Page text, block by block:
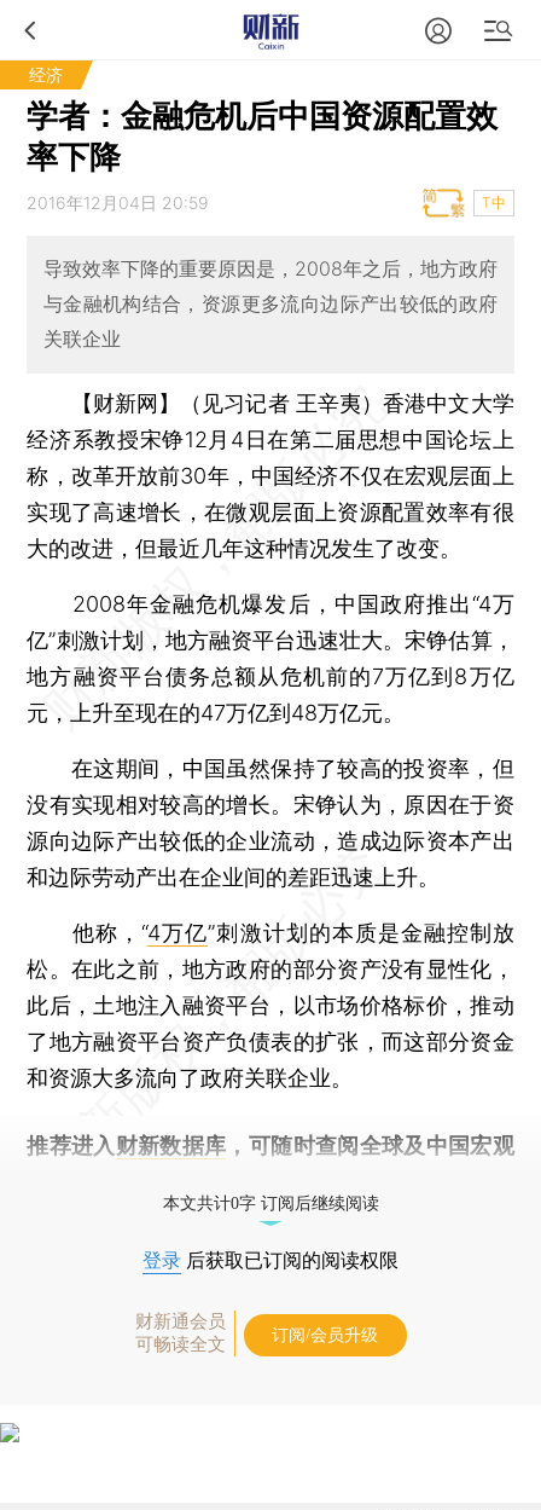
经济
学者：金融危机后中国资源配置效
率下降
2016年12月04日 20:59 T中
导致效率下降的重要原因是，2008年之后，地方政府
与金融机构结合，资源更多流向边际产出较低的政府
关联企业
【财新网】（见习记者 王辛夷）香港中文大学
经济系教授宋铮12月4日在第二届思想中国论坛上
称，改革开放前30年，中国经济不仅在宏观层面上
实现了高速增长，在微观层面上资源配置效率有很
大的改进，但最近几年这种情况发生了改变。
2008年金融危机爆发后，中国政府推出“4万
亿”刺激计划，地方融资平台迅速壮大。宋铮估算，
地方融资平台债务总额从危机前的7万亿到8万亿
元，上升至现在的47万亿到48万亿元。
在这期间，中国虽然保持了较高的投资率，但
没有实现相对较高的增长。宋铮认为，原因在于资
源向边际产出较低的企业流动，造成边际资本产出
和边际劳动产出在企业间的差距迅速上升。
他称，“4万亿”刺激计划的本质是金融控制放
松。在此之前，地方政府的部分资产没有显性化，
此后，土地注入融资平台，以市场价格标价，推动
了地方融资平台资产负债表的扩张，而这部分资金
和资源大多流向了政府关联企业。
推荐进入 财新数据库 ，可随时查阅全球及中国宏观
本文共计0字 订阅后继续阅读
登录 后获取已订阅的阅读权限
财新通会员
可畅读全文
订阅/会员升级